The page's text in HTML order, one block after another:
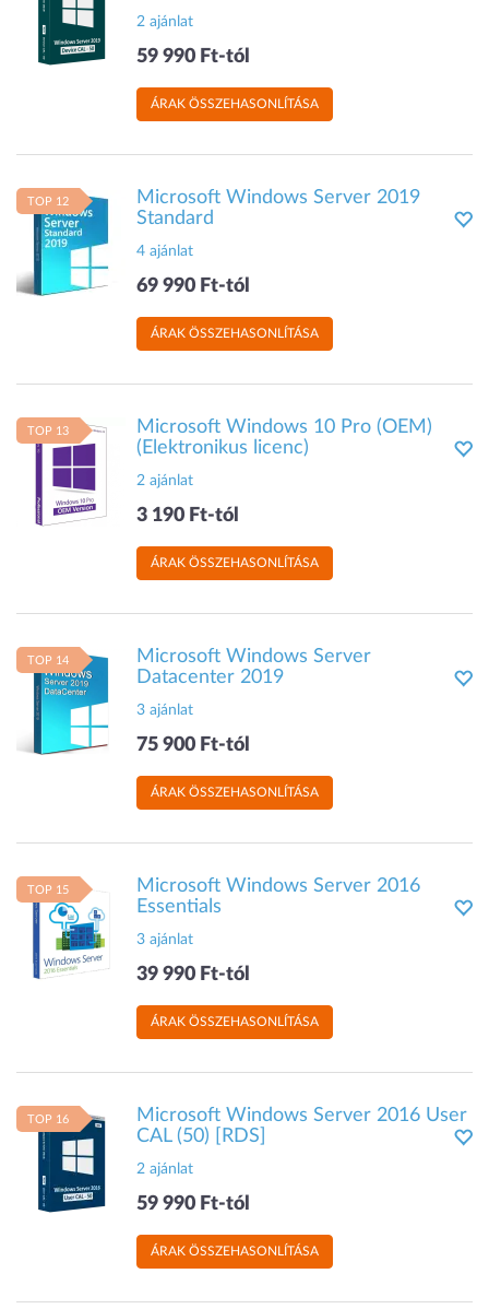
2 ajánlat
59 990 Ft-tól
ÁRAK ÖSSZEHASONLÍTÁSA
TOP 12
Microsoft Windows Server 2019
Standard
4 ajánlat
69 990 Ft-tól
ÁRAK ÖSSZEHASONLÍTÁSA
TOP 13
Microsoft Windows 10 Pro (OEM)
(Elektronikus licenc)
2 ajánlat
3 190 Ft-tól
ÁRAK ÖSSZEHASONLÍTÁSA
TOP 14
Microsoft Windows Server
Datacenter 2019
3 ajánlat
75 900 Ft-tól
ÁRAK ÖSSZEHASONLÍTÁSA
TOP 15
Microsoft Windows Server 2016
Essentials
3 ajánlat
39 990 Ft-tól
ÁRAK ÖSSZEHASONLÍTÁSA
TOP 16
Microsoft Windows Server 2016 User
CAL (50) [RDS]
2 ajánlat
59 990 Ft-tól
ÁRAK ÖSSZEHASONLÍTÁSA